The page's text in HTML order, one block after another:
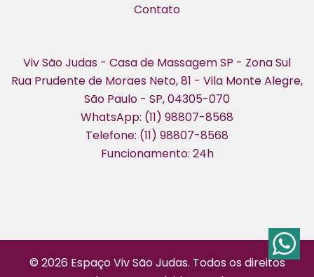
Contato
Viv São Judas - Casa de Massagem SP - Zona Sul
Rua Prudente de Moraes Neto, 81 - Vila Monte Alegre,
São Paulo - SP, 04305-070
WhatsApp: (11) 98807-8568
Telefone: (11) 98807-8568
Funcionamento: 24h
© 2026 Espaço Viv São Judas. Todos os direitos